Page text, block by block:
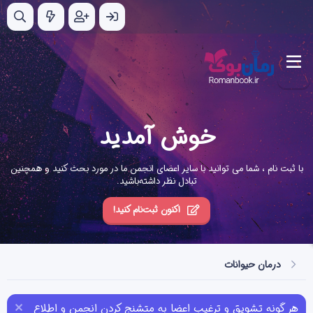
خوش آمدید
با ثبت نام ، شما می توانید با سایر اعضای انجمن ما در مورد بحث کنید و همچنین
تبادل نظر داشته‌باشید.
اکنون ثبت‌نام کنید!
درمان حیوانات
هر گونه تشویق و ترغیب اعضا به متشنج کردن انجمن و اطلاع